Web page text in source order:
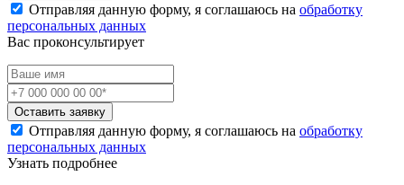
Отправляя данную форму, я соглашаюсь на обработку
персональных данных
Вас проконсультирует
Оставить заявку
Отправляя данную форму, я соглашаюсь на обработку
персональных данных
Узнать подробнее